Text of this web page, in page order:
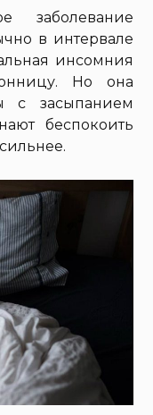
заболевание
в интервале
инсомния
Но она
с засыпанием
беспокоить